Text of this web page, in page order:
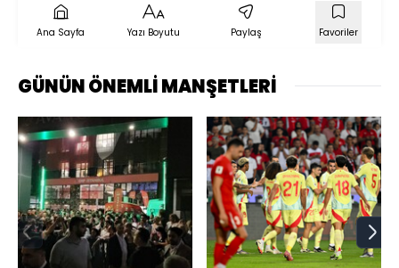
Ana Sayfa Yazı Boyutu Paylaş Favoriler
GÜNÜN ÖNEMLİ MANŞETLERİ